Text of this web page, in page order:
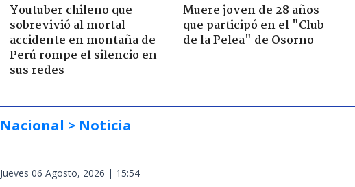
Youtuber chileno que
sobrevivió al mortal
accidente en montaña de
Perú rompe el silencio en
sus redes
Muere joven de 28 años
que participó en el "Club
de la Pelea" de Osorno
Nacional > Noticia
Jueves 06 Agosto, 2026 | 15:54